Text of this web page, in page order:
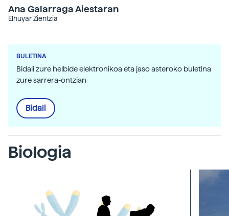
Ana Galarraga Aiestaran
Elhuyar Zientzia
BULETINA
Bidali zure helbide elektronikoa eta jaso asteroko buletina
zure sarrera-ontzian
Bidali
Biologia